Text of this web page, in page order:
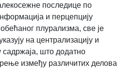
последице по
и перцепцију
плурализма, све је
на централизацију и
садржаја, што додатно
између различитих делова